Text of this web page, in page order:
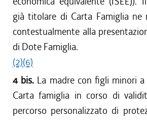
già titolare di Carta Famiglia ne
contestualmente alla
di Dote Famiglia.
(2)(6)
4 bis. La madre con figli minori
Carta famiglia in corso di
percorso personalizzato di